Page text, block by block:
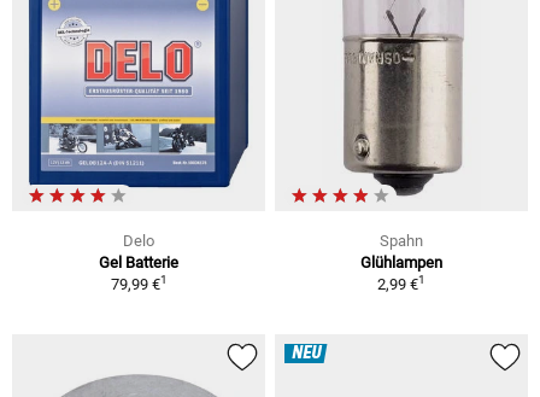
Delo
Gel Batterie
79,99 €1
Spahn
Glühlampen
2,99 €1
NEU